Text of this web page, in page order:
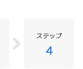
ステップ
4